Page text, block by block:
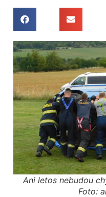
Ani letos nebudou
Foto: